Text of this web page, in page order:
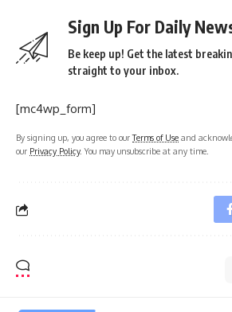
Sign Up For Daily
Be keep up! Get the latest
straight to your inbox.
[mc4wp_form]
By signing up, you agree to ourTerms of Use and
our Privacy Policy. You may unsubscribe at any time.